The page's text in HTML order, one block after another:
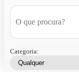
Categoria: